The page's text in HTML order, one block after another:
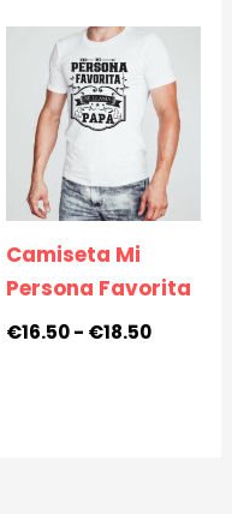
Camiseta Mi
Persona Favorita
€16.50 - €18.50
Rango
precios:
desde
€16.50
hasta
€18.50